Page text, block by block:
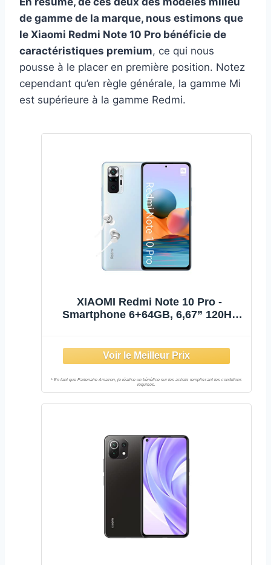
de gamme de la marque, nous estimons que
le Xiaomi Redmi Note 10 Pro bénéficie de
caractéristiques premium, ce qui nous
pousse à le placer en première position. Notez
cependant qu’en règle générale, la gamme Mi
est supérieure à la gamme Redmi.
XIAOMI Redmi Note 10 Pro -
Smartphone 6+64GB, 6,67” 120Hz
5020mAh, Bleu Glacier (Version
Française + 2 Ans de Garantie)
Exclusivité Amaz